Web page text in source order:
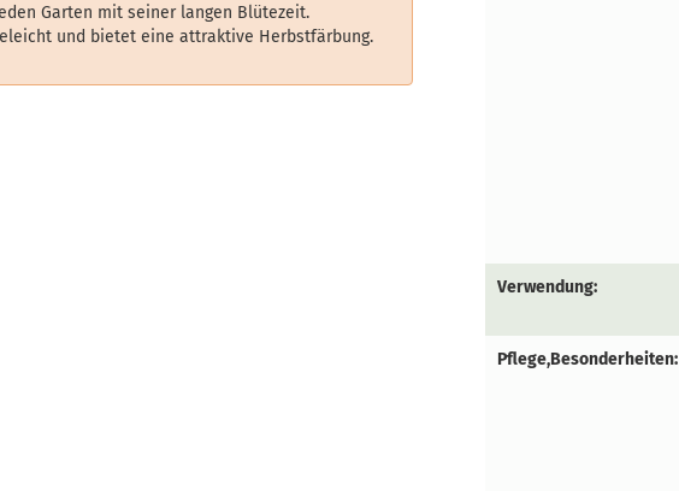
Garten mit seiner langen Blütezeit.
und bietet eine attraktive Herbstfärbung.
Verwendung:
Pflege,Besonderheiten: